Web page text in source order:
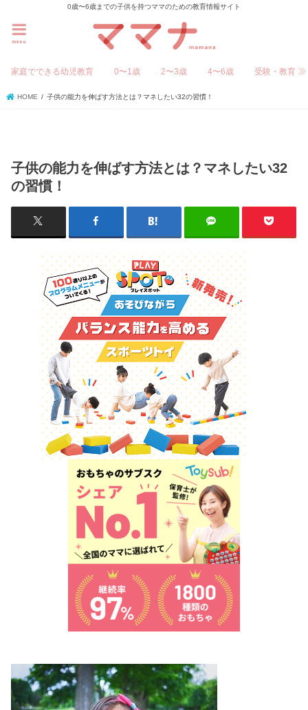
0歳〜6歳までの子供を持つママのための教育情報サイト
menu
家庭でできる幼児教育 0〜1歳 2〜3歳 4〜6歳 受験・教育
HOME 子供の能力を伸ばす方法とは？マネしたい32の習慣！
子供の能力を伸ばす方法とは？マネしたい32
の習慣！